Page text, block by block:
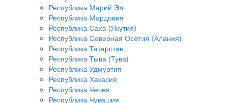
Республика Марий Эл
Республика Мордовия
Республика Саха (Якутия)
Республика Северная Осетия (Алания)
Республика Татарстан
Республика Тыва (Тува)
Республика Удмуртия
Республика Хакасия
Республика Чечня
Республика Чувашия